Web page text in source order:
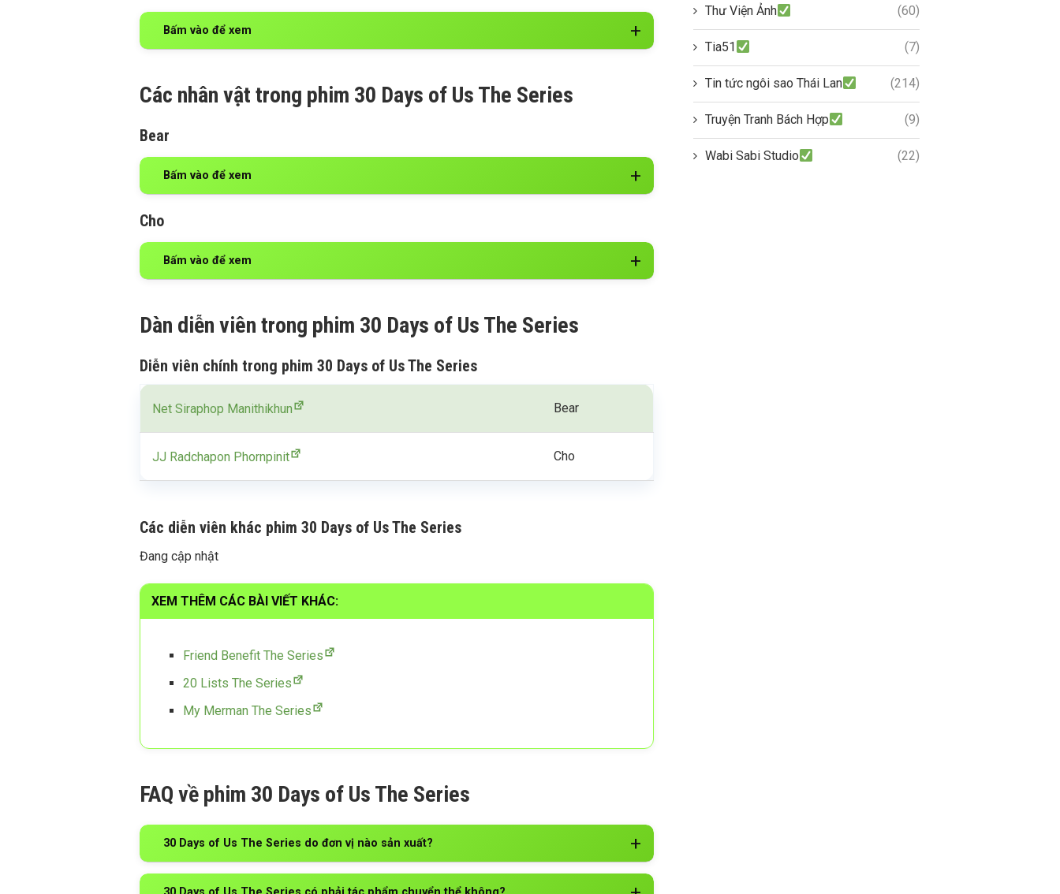
Bấm vào để xem
Các nhân vật trong phim 30 Days of Us The Series
Bear
Bấm vào để xem
Cho
Bấm vào để xem
Dàn diễn viên trong phim 30 Days of Us The Series
Diễn viên chính trong phim 30 Days of Us The Series
Net Siraphop Manithikhun Bear
JJ Radchapon Phornpinit Cho
Các diễn viên khác phim 30 Days of Us The Series
Đang cập nhật
XEM THÊM CÁC BÀI VIẾT KHÁC:
Friend Benefit The Series
20 Lists The Series
My Merman The Series
FAQ về phim 30 Days of Us The Series
30 Days of Us The Series do đơn vị nào sản xuất?
Thư Viện Ảnh (60)
Tia51 (7)
Tin tức ngôi sao Thái Lan (214)
Truyện Tranh Bách Hợp (9)
Wabi Sabi Studio (22)